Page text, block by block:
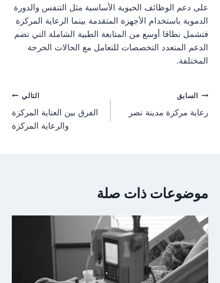
على دعم الوظائف الحيوية الأساسية مثل التنفس والدورة
الدموية باستخدام الأجهزة المتقدمة بينما الرعاية المركزة
فتشمل نطاقا أوسع من المتابعة الطبية الشاملة التي تضم
الدعم المتعدد التخصصات للتعامل مع الحالات الحرجة
المختلفة.
تصفّح
المقالات
السابق
رعاية مركزة مدينة نصر
التالي
الفرق بين العناية المركزة
والرعاية المركزة
موضوعات ذات صلة